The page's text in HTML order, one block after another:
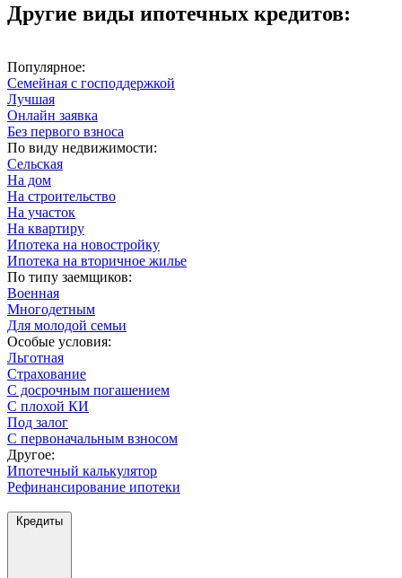
Другие виды ипотечных кредитов:
Популярное:
Семейная с господдержкой
Лучшая
Онлайн заявка
Без первого взноса
По виду недвижимости:
Сельская
На дом
На строительство
На участок
На квартиру
Ипотека на новостройку
Ипотека на вторичное жилье
По типу заемщиков:
Военная
Многодетным
Для молодой семьи
Особые условия:
Льготная
Страхование
С досрочным погашением
С плохой КИ
Под залог
С первоначальным взносом
Другое:
Ипотечный калькулятор
Рефинансирование ипотеки
Кредиты